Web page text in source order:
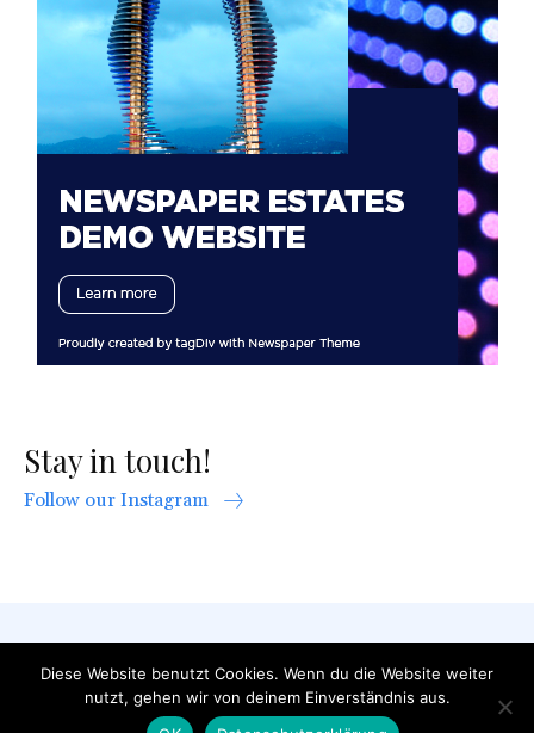
Stay in touch!
Follow our Instagram
AGB Datenschutzerklärung
FAQ
Impressum Kontakt
Diese Website benutzt Cookies. Wenn du die Website weiter
nutzt, gehen wir von deinem Einverständnis aus.